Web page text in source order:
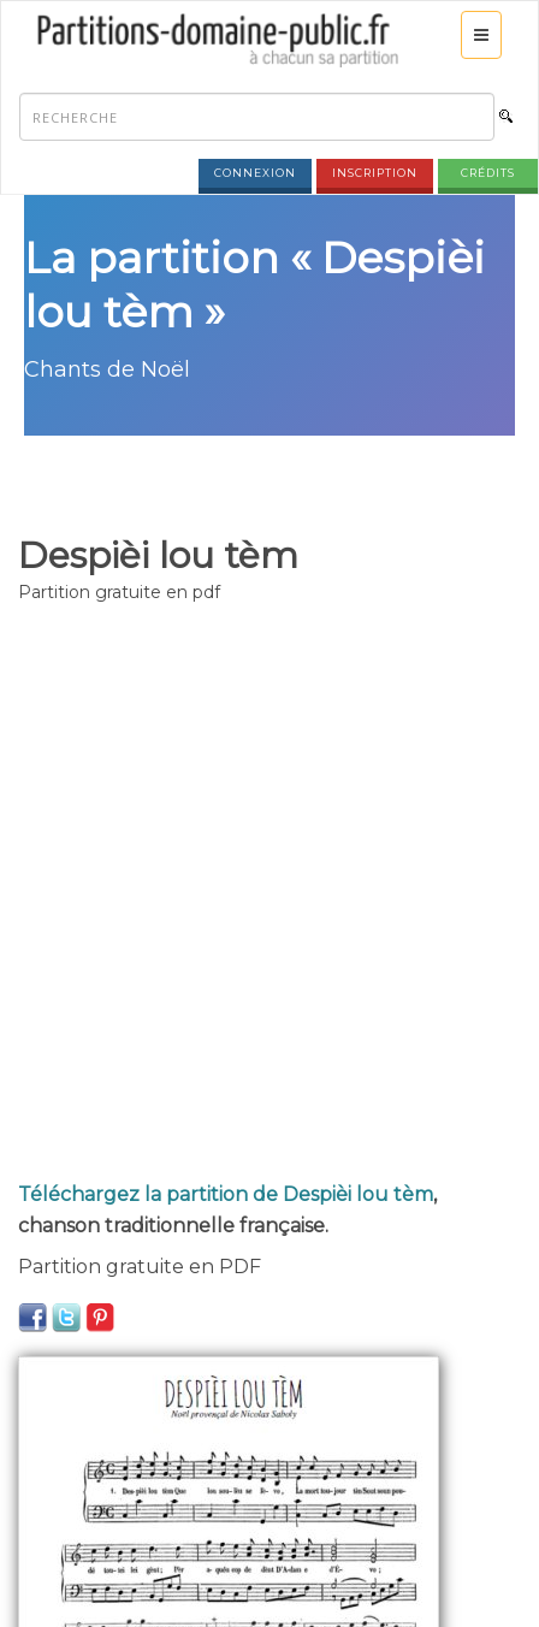
CONNEXION INSCRIPTION CRÉDITS
La partition « Despièi
lou tèm »
Chants de Noël
Despièi lou tèm
Partition gratuite en pdf
Téléchargez la partition de Despièi lou tèm,
chanson traditionnelle française.
Partition gratuite en PDF